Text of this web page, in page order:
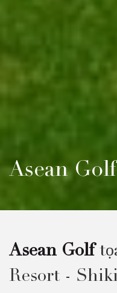
Asean
Asean Golf
Resort -